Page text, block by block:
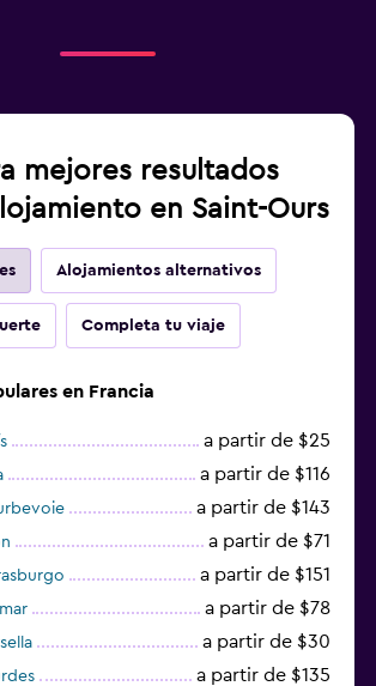
mejores resultados
en Saint-Ours
Alojamientos alternativos
Completa tu viaje
en Francia
a partir de $25
a partir de $116
a partir de $143
a partir de $71
a partir de $151
a partir de $78
a partir de $30
a partir de $135